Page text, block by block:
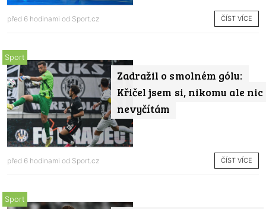
před 6 hodinami od Sport.cz ČÍST VÍCE
Zadražil o smolném gólu:
Křičel jsem si, nikomu ale nic
nevyčítám
Sport
před 6 hodinami od Sport.cz ČÍST VÍCE
Sport